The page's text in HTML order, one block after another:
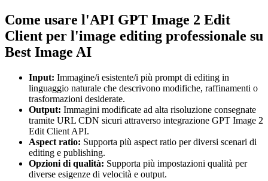
Come usare l'API GPT Image 2 Edit
Client per l'image editing professionale su
Best Image AI
Input: Immagine/i esistente/i più prompt di editing in
linguaggio naturale che descrivono modifiche, raffinamenti o
trasformazioni desiderate.
Output: Immagini modificate ad alta risoluzione consegnate
tramite URL CDN sicuri attraverso integrazione GPT Image 2
Edit Client API.
Aspect ratio: Supporta più aspect ratio per diversi scenari di
editing e publishing.
Opzioni di qualità: Supporta più impostazioni qualità per
diverse esigenze di velocità e output.